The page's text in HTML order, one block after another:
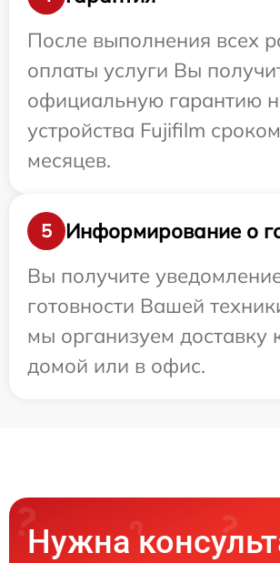
После выполнения всех
оплаты услуги Вы
официальную гарантию
устройства Fujifilm
месяцев.
5
Информирование о
Вы получите
готовности Вашей
мы организуем доставку
домой или в офис.
Нужна